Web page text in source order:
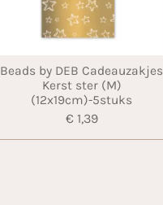
Beads by DEB Cadeauzakjes
Kerst ster (M)
(12x19cm)-5stuks
€ 1,39